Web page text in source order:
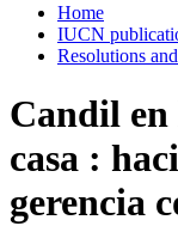
Home
IUCN
Resolutions
Candil en
casa :
gerencia